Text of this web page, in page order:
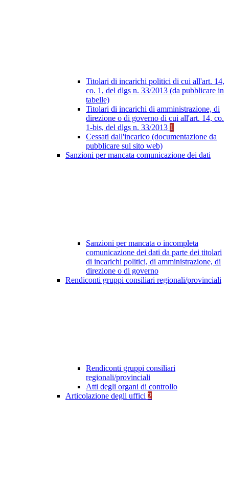
Titolari di incarichi politici di cui all'art. 14,
co. 1, del dlgs n. 33/2013 (da pubblicare in
tabelle)
Titolari di incarichi di amministrazione, di
direzione o di governo di cui all'art. 14, co.
1-bis, del dlgs n. 33/2013 1
Cessati dall'incarico (documentazione da
pubblicare sul sito web)
Sanzioni per mancata comunicazione dei dati
Sanzioni per mancata o incompleta
comunicazione dei dati da parte dei titolari
di incarichi politici, di amministrazione, di
direzione o di governo
Rendiconti gruppi consiliari regionali/provinciali
Rendiconti gruppi consiliari
regionali/provinciali
Atti degli organi di controllo
Articolazione degli uffici 2